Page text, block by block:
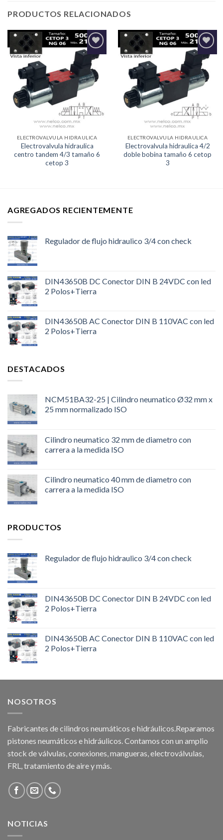
PRODUCTOS RELACIONADOS
Agregar
a la
Lista de
deseos
ELECTROVALVULA HIDRAULICA
Electrovalvula hidraulica
centro tandem 4/3 tamaño 6
cetop 3
Agregar
a la
Lista de
deseos
ELECTROVALVULA HIDRAULICA
Electrovalvula hidraulica 4/2
doble bobina tamaño 6 cetop
3
AGREGADOS RECIENTEMENTE
Regulador de flujo hidraulico 3/4 con check
DIN43650B DC Conector DIN B 24VDC con led
2 Polos+Tierra
DIN43650B AC Conector DIN B 110VAC con led
2 Polos+Tierra
DESTACADOS
NCM51BA32-25 | Cilindro neumatico Ø32 mm x
25 mm normalizado ISO
Cilindro neumatico 32 mm de diametro con
carrera a la medida ISO
Cilindro neumatico 40 mm de diametro con
carrera a la medida ISO
PRODUCTOS
Regulador de flujo hidraulico 3/4 con check
DIN43650B DC Conector DIN B 24VDC con led
2 Polos+Tierra
DIN43650B AC Conector DIN B 110VAC con led
2 Polos+Tierra
NOSOTROS
Fabricantes de cilindros neumáticos e hidráulicos.Reparamos
pistones neumáticos e hidráulicos. Contamos con un amplio
stock de válvulas, conexiones, mangueras, electroválvulas,
FRL, tratamiento de aire y más.
NOTICIAS